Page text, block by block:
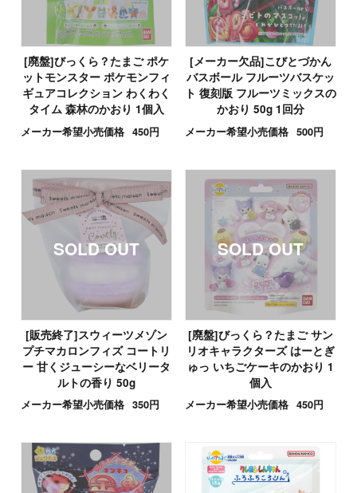
[廃盤]びっくら？たまご ポケ
ットモンスター ポケモンフィ
ギュアコレクション わくわく
タイム 森林のかおり 1個入
メーカー希望小売価格 450円
[メーカー欠品]こびとづかん
バスボール フルーツバスケッ
ト 復刻版 フルーツミックスの
かおり 50g 1回分
メーカー希望小売価格 500円
[販売終了]スウィーツメゾン
プチマカロンフィズ コートリ
ー 甘くジューシーなベリータ
ルトの香り 50g
メーカー希望小売価格 350円
[廃盤]びっくら？たまご サン
リオキャラクターズ はーとぎ
ゅっ いちごケーキのかおり 1
個入
メーカー希望小売価格 450円